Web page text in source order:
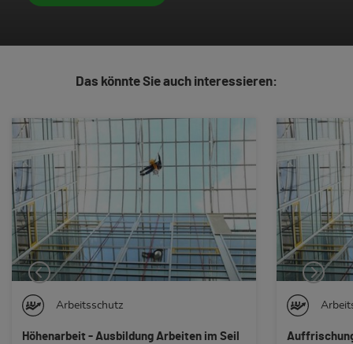
Das könnte Sie auch interessieren:
Arbeitsschutz
Auffrischungskurs Arbeiten im Seil -